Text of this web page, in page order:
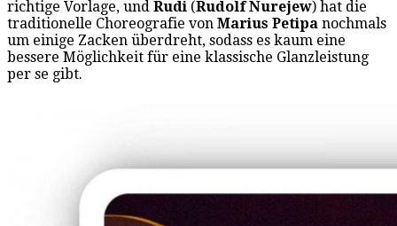
richtige Vorlage, und Rudi (Rudolf Nurejew) hat die
traditionelle Choreografie von Marius Petipa nochmals
um einige Zacken überdreht, sodass es kaum eine
bessere Möglichkeit für eine klassische Glanzleistung
per se gibt.